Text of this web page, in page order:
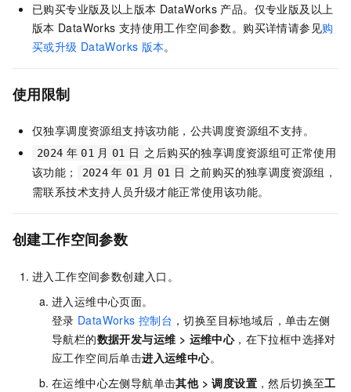
已购买专业版及以上版本 DataWorks 产品。仅专业版及以上
版本 DataWorks 支持使用工作空间参数。购买详情请参见购
买或升级 DataWorks 版本。
使用限制
仅独享调度资源组支持该功能，公共调度资源组不支持。
2024 年 01 月 01 日 之后购买的独享调度资源组可正常使用
该功能；
2024 年 01 月 01 日 之前购买的独享调度资源组，
需联系技术支持人员升级才能正常使用该功能。
创建工作空间参数
进入工作空间参数创建入口。
进入运维中心页面。
登录 DataWorks 控制台 ，切换至目标地域后，单击左侧
导航栏的数据开发与运维 > 运维中心，在下拉框中选择对
应工作空间后单击进入运维中心。
在运维中心左侧导航单击其他>调度设置 ，然后切换至工